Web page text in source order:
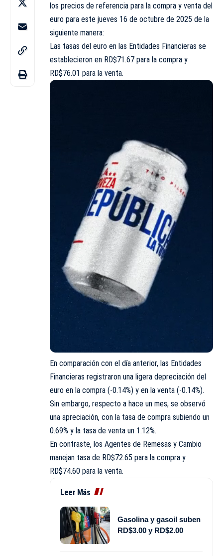
los precios de referencia para la compra y venta del
euro para este jueves 16 de octubre de 2025 de la
siguiente manera:
Las tasas del euro en las Entidades Financieras se
establecieron en RD$71.67 para la compra y
RD$76.01 para la venta.
En comparación con el día anterior, las Entidades
Financieras registraron una ligera depreciación del
euro en la compra (-0.14%) y en la venta (-0.14%).
Sin embargo, respecto a hace un mes, se observó
una apreciación, con la tasa de compra subiendo un
0.69% y la tasa de venta un 1.12%.
En contraste, los Agentes de Remesas y Cambio
manejan tasa de RD$72.65 para la compra y
RD$74.60 para la venta.
Leer Más
Gasolina y gasoil suben
RD$3.00 y RD$2.00